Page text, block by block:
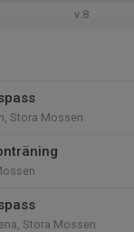
v.8
Stora Mossen
Stora Mossen